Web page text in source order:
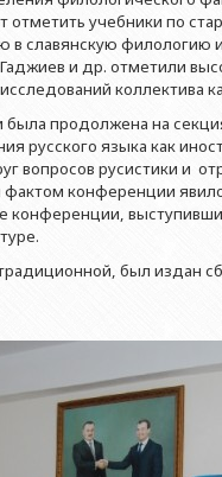
Факультет
Факультет
Факультет Теология
Факультет
Юридическое
и образования
учебники по
в славянскую
и др. отметили
коллектива
продолжена на
русского языка как
вопросов русистики и
конференции
конференции,
был издан